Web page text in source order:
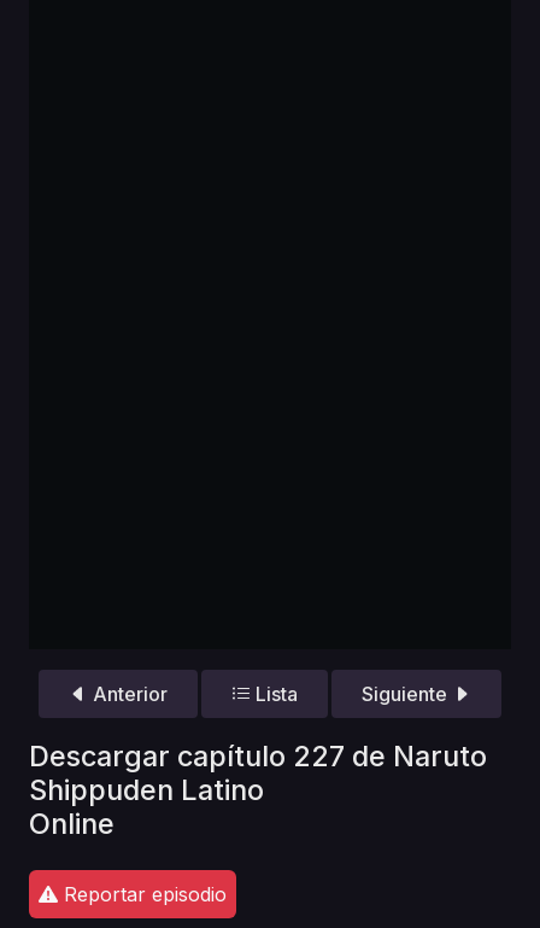
Anterior Lista Siguiente
Descargar capítulo 227 de Naruto
Shippuden Latino
Online
Reportar episodio